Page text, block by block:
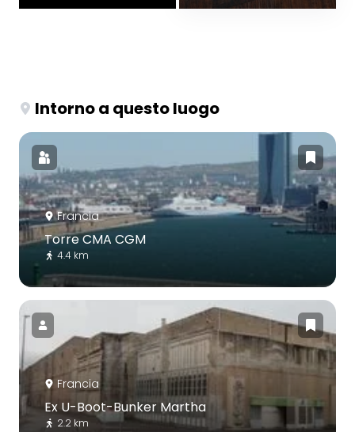
Intorno a questo luogo
Francia
Torre CMA CGM
4.4 km
Francia
Ex U-Boot-Bunker Martha
2.2 km